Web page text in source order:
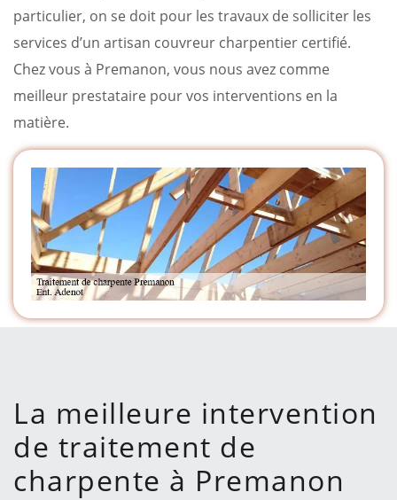
particulier, on se doit pour les travaux de solliciter les
services d’un artisan couvreur charpentier certifié.
Chez vous à Premanon, vous nous avez comme
meilleur prestataire pour vos interventions en la
matière.
La meilleure intervention
de traitement de
charpente à Premanon